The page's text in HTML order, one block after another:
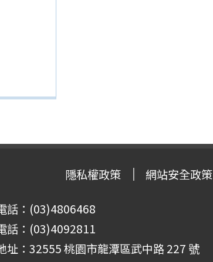
隱私權政策 網站安全政策
話：(03)4806468
話：(03)4092811
址：32555 桃園市龍潭區武中路 227 號